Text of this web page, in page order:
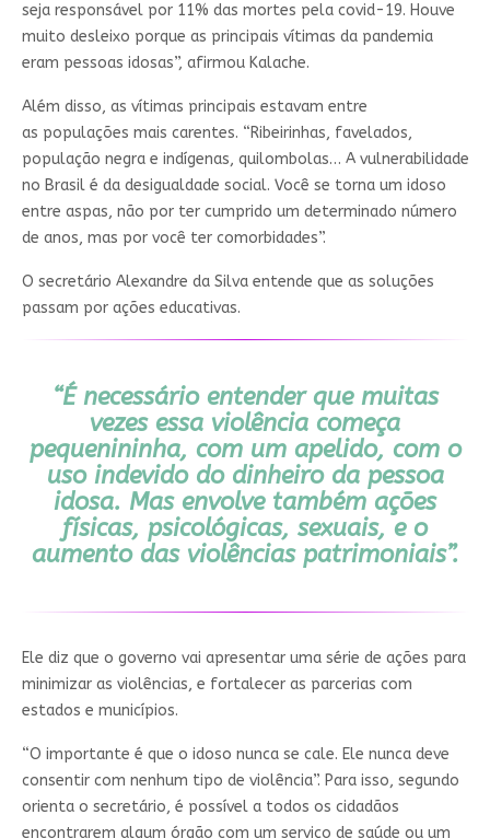
seja responsável por 11% das mortes pela covid-19. Houve
muito desleixo porque as principais vítimas da pandemia
eram pessoas idosas”, afirmou Kalache.
Além disso, as vítimas principais estavam entre
as populações mais carentes. “Ribeirinhas, favelados,
população negra e indígenas, quilombolas… A vulnerabilidade
no Brasil é da desigualdade social. Você se torna um idoso
entre aspas, não por ter cumprido um determinado número
de anos, mas por você ter comorbidades”.
O secretário Alexandre da Silva entende que as soluções
passam por ações educativas.
“É necessário entender que muitas
vezes essa violência começa
pequenininha, com um apelido, com o
uso indevido do dinheiro da pessoa
idosa. Mas envolve também ações
físicas, psicológicas, sexuais, e o
aumento das violências patrimoniais”.
Ele diz que o governo vai apresentar uma série de ações para
minimizar as violências, e fortalecer as parcerias com
estados e municípios.
“O importante é que o idoso nunca se cale. Ele nunca deve
consentir com nenhum tipo de violência”. Para isso, segundo
orienta o secretário, é possível a todos os cidadãos
encontrarem algum órgão com um serviço de saúde ou um